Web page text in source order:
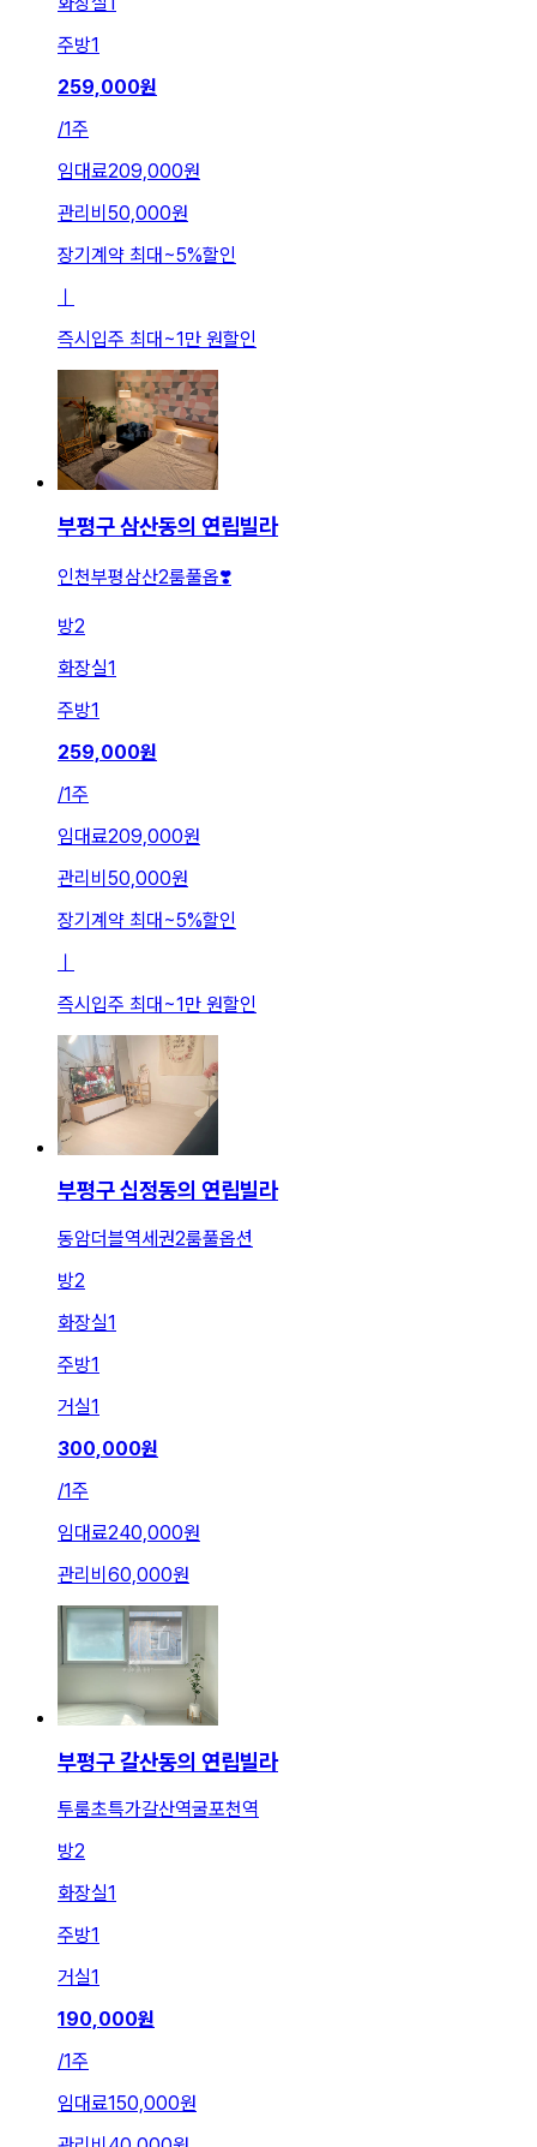
주방1
259,000원
/1주
임대료209,000원
관리비 50,000원
장기계약 최대~5%할인
ㅣ
즉시입주 최대~1만 원할인
부평구 삼산동의 연립빌라
인천부평삼산2룸풀옵❣️
방2
화장실1
주방1
259,000원
/1주
임대료209,000원
관리비 50,000원
장기계약 최대~5%할인
ㅣ
즉시입주 최대~1만 원할인
부평구 십정동의 연립빌라
동암더블역세권2룸풀옵션
방2
화장실1
주방1
거실1
300,000원
/1주
임대료240,000원
관리비 60,000원
부평구 갈산동의 연립빌라
투룸초특가갈산역굴포천역
방2
화장실1
주방1
거실1
190,000원
/1주
임대료150,000원